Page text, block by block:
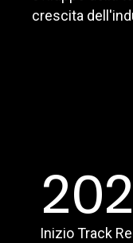
crescita
Inizio Track